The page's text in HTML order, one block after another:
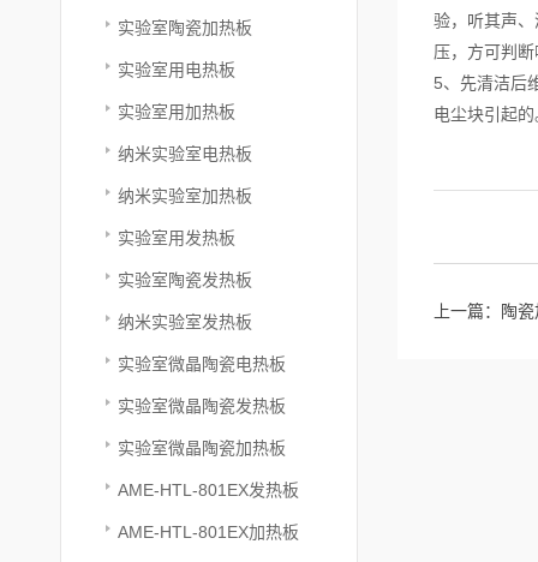
实验室陶瓷加热板
实验室用电热板
实验室用加热板
纳米实验室电热板
纳米实验室加热板
实验室用发热板
实验室陶瓷发热板
纳米实验室发热板
实验室微晶陶瓷电热板
实验室微晶陶瓷发热板
实验室微晶陶瓷加热板
AME-HTL-801EX发热板
AME-HTL-801EX加热板
验，听其声
压，方可判
5、先清洁后
电尘块引起的
上一篇： 陶